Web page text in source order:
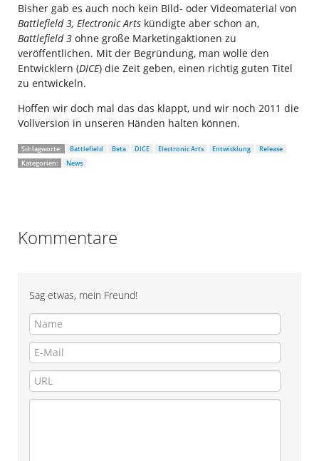
Bisher gab es auch noch kein Bild- oder Videomaterial von
Battlefield 3, Electronic Arts kündigte aber schon an,
Battlefield 3 ohne große Marketingaktionen zu
veröffentlichen. Mit der Begründung, man wolle den
Entwicklern (DICE) die Zeit geben, einen richtig guten Titel
zu entwickeln.
Hoffen wir doch mal das das klappt, und wir noch 2011 die
Vollversion in unseren Händen halten können.
Schlagworte: Battlefield Beta DICE Electronic Arts Entwicklung
Release
Kategorien:
News
Kommentare
Sag etwas, mein Freund!